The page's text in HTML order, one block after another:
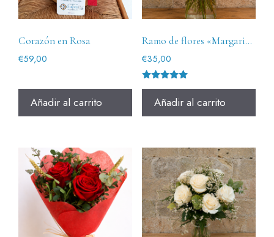
Corazón en Rosa
€59,00
Añadir al carrito
Ramo de flores «Margarida»
€35,00
Valorado
5.00Añadir al carrito